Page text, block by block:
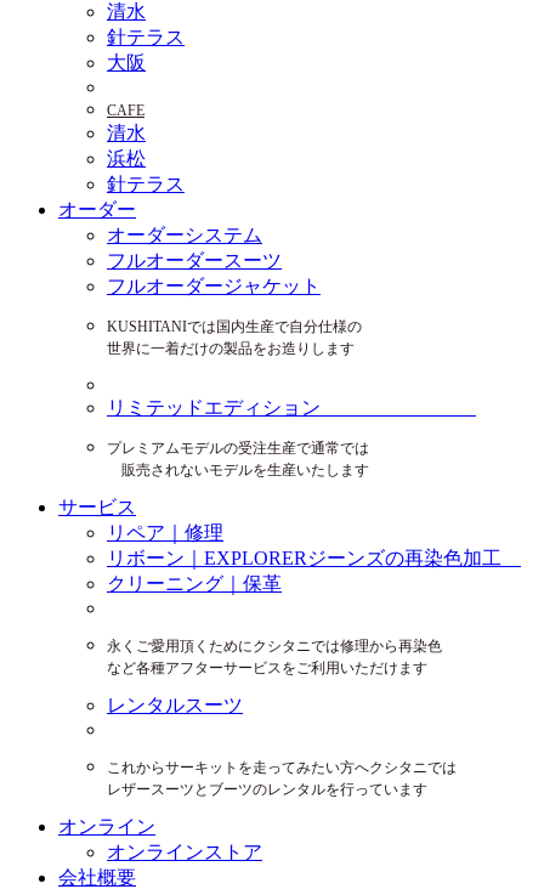
清水
針テラス
大阪
CAFE
清水
浜松
針テラス
オーダー
オーダーシステム
フルオーダースーツ
フルオーダージャケット
KUSHITANIでは国内生産で自分仕様の
世界に一着だけの製品をお造りします
リミテッドエディション
プレミアムモデルの受注生産で通常では
販売されないモデルを生産いたします
サービス
リペア｜修理
リボーン｜EXPLORERジーンズの再染色加工
クリーニング｜保革
永くご愛用頂くためにクシタニでは修理から再染色
など各種アフターサービスをご利用いただけます
レンタルスーツ
これからサーキットを走ってみたい方へクシタニでは
レザースーツとブーツのレンタルを行っています
オンライン
オンラインストア
会社概要